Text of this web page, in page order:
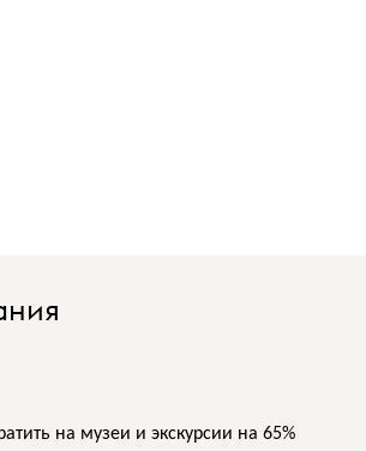
на музеи и экскурсии на 65%